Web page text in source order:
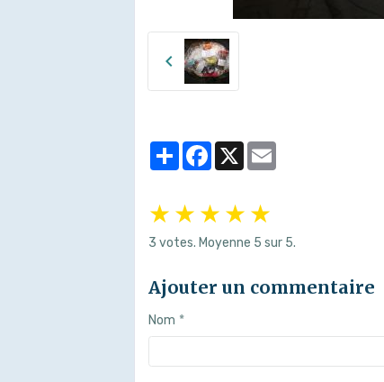
PartagerFacebook
X
★ ★ ★ ★ ★
3 votes. Moyenne 5 sur 5.
Ajouter un commentaire
Nom